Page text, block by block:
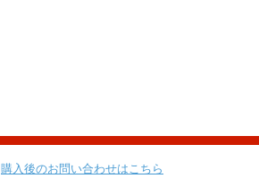
購入後のお問い合わせはこちら